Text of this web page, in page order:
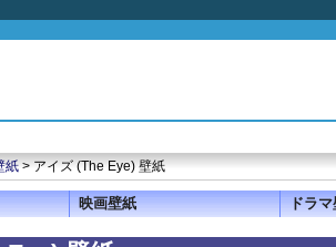
紙> アイズ (The Eye) 壁紙
映画壁紙 ドラ